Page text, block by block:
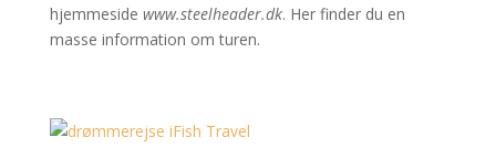
hjemmeside www.steelheader.dk. Her finder du en
masse information om turen.